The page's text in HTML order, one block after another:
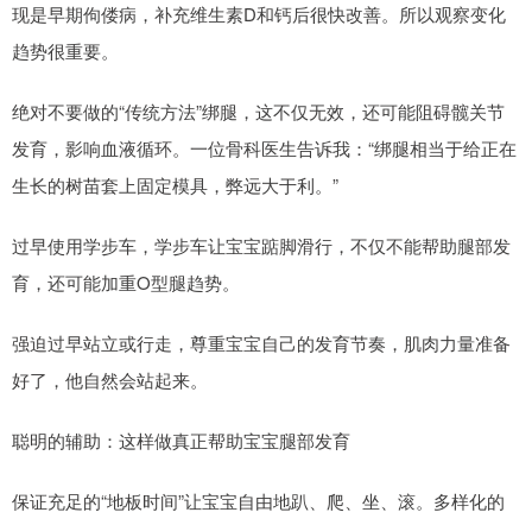
现是早期佝偻病，补充维生素D和钙后很快改善。所以观察变化
趋势很重要。
绝对不要做的“传统方法”绑腿，这不仅无效，还可能阻碍髋关节
发育，影响血液循环。一位骨科医生告诉我：“绑腿相当于给正在
生长的树苗套上固定模具，弊远大于利。”
过早使用学步车，学步车让宝宝踮脚滑行，不仅不能帮助腿部发
育，还可能加重O型腿趋势。
强迫过早站立或行走，尊重宝宝自己的发育节奏，肌肉力量准备
好了，他自然会站起来。
聪明的辅助：这样做真正帮助宝宝腿部发育
保证充足的“地板时间”让宝宝自由地趴、爬、坐、滚。多样化的